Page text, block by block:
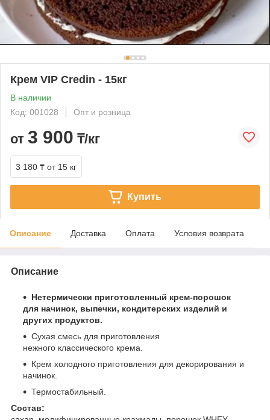
Крем VIP Credin - 15кг
В наличии
Код: 001028
Опт и розница
от 3 900 ₸/кг
3 180 ₸ от 15 кг
Купить
Описание Доставка Оплата Условия возврата
Описание
Нетермически приготовленный крем-порошок
для начинок, выпечки, кондитерских изделий и
других продуктов.
Сухая смесь для приготовления
нежного классического крема.
Крем холодного приготовления для декорирования и
начинок.
Термостабильный.
Состав: